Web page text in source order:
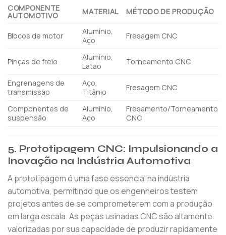
COMPONENTE
AUTOMOTIVO MATERIAL MÉTODO DE PRODUÇÃO
Blocos de motor
Alumínio,
Aço
Fresagem CNC
Pinças de freio
Alumínio,
Latão
Torneamento CNC
Engrenagens de
transmissão
Aço,
Titânio
Fresagem CNC
Componentes de
suspensão
Alumínio,
Aço
Fresamento/Torneamento
CNC
5. Prototipagem CNC: Impulsionando a
Inovação na Indústria Automotiva
A prototipagem é uma fase essencial na indústria
automotiva, permitindo que os engenheiros testem
projetos antes de se comprometerem com a produção
em larga escala. As peças usinadas CNC são altamente
valorizadas por sua capacidade de produzir rapidamente